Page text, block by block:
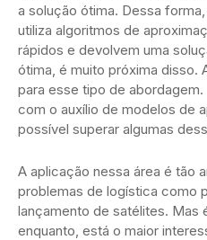
a solução ótima. Dessa
utiliza algoritmos de
rápidos e devolvem uma
ótima, é muito próxima disso.
para esse tipo de
com o auxílio de modelos de
possível superar algumas
A aplicação nessa área é tão
problemas de logística como
lançamento de satélites. Mas
enquanto, está o maior